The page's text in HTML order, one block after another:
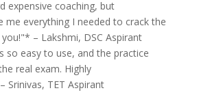
expensive coaching, but
me everything I needed to crack the
– Lakshmi, DSC Aspirant
so easy to use, and the practice
real exam. Highly
Srinivas, TET Aspirant